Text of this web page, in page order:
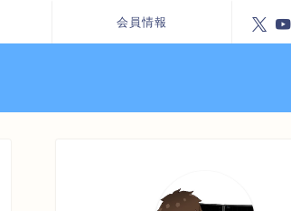
会員情報